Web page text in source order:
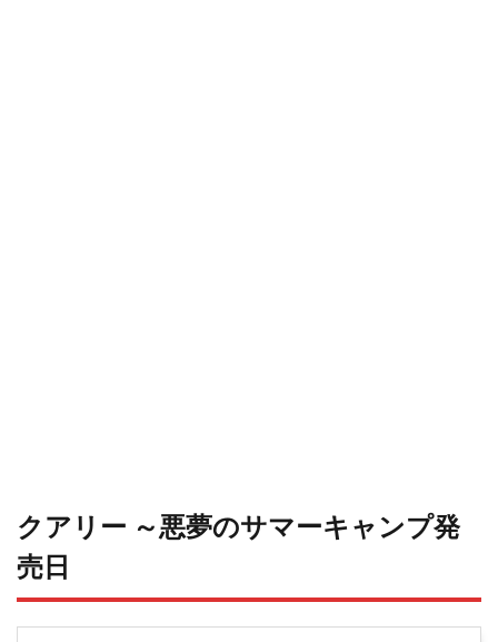
クアリー ～悪夢のサマーキャンプ発
売日